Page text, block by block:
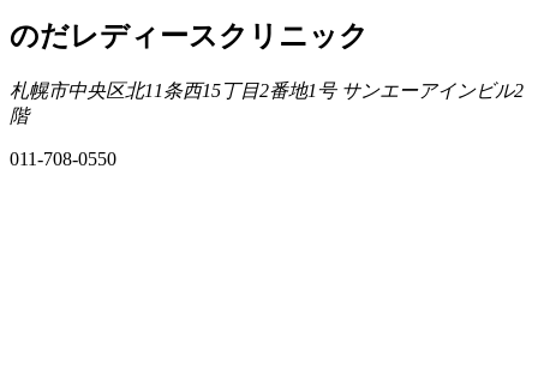
のだレディースクリニック
札幌市中央区北11条西15丁目2番地1号 サンエーアインビル2
階
011-708-0550